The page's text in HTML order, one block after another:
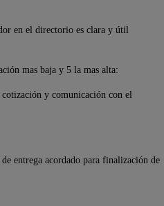
en el directorio es clara y útil
mas baja y 5 la mas alta:
y comunicación con el
entrega acordado para finalización de